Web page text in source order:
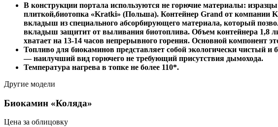
В конструкции портала используются не горючие материалы:
плиткой,биотопка «Kratki» (Польша). Контейнер Grand от компании
вкладыш из специального абсорбирующего материала, который
вкладыш защитит от выливания биотоплива. Объем контейнера 1,8
хватает на 13-14 часов непрерывного горения. Основной компонент
Топливо для биокаминов представляет собой экологически чистый
— наилучший вид горючего не требующий присутствия дымохода.
Температура нагрева в топке не более 110*.
Другие модели
Биокамин «Коляда»
Цена за облицовку